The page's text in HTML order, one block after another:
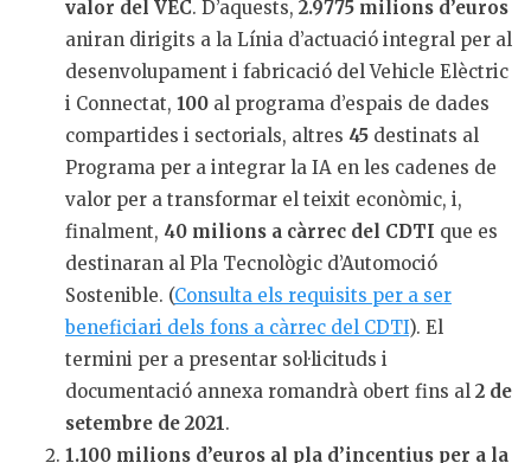
valor del VEC. D’aquests, 2.9775 milions d’euros
aniran dirigits a la Línia d’actuació integral per al
desenvolupament i fabricació del Vehicle Elèctric
i Connectat, 100 al programa d’espais de dades
compartides i sectorials, altres 45 destinats al
Programa per a integrar la IA en les cadenes de
valor per a transformar el teixit econòmic, i,
finalment, 40 milions a càrrec del CDTI que es
destinaran al Pla Tecnològic d’Automoció
Sostenible. (Consulta els requisits per a ser
beneficiari dels fons a càrrec del CDTI). El
termini per a presentar sol·licituds i
documentació annexa romandrà obert fins al 2 de
setembre de 2021.
1.100 milions d’euros al pla d’incentius per a la